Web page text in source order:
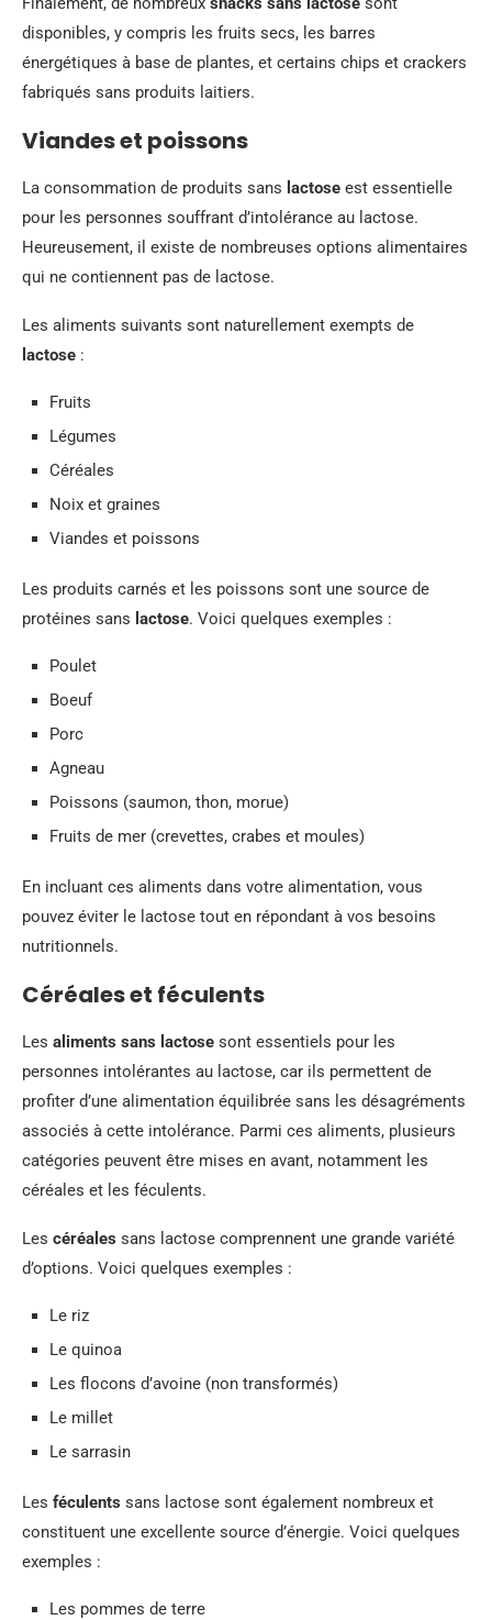
disponibles, y compris les fruits secs, les barres
énergétiques à base de plantes, et certains chips et crackers
fabriqués sans produits laitiers.
Viandes et poissons
La consommation de produits sans lactose est essentielle
pour les personnes souffrant d’intolérance au lactose.
Heureusement, il existe de nombreuses options alimentaires
qui ne contiennent pas de lactose.
Les aliments suivants sont naturellement exempts de
lactose :
Fruits
Légumes
Céréales
Noix et graines
Viandes et poissons
Les produits carnés et les poissons sont une source de
protéines sans lactose. Voici quelques exemples :
Poulet
Boeuf
Porc
Agneau
Poissons (saumon, thon, morue)
Fruits de mer (crevettes, crabes et moules)
En incluant ces aliments dans votre alimentation, vous
pouvez éviter le lactose tout en répondant à vos besoins
nutritionnels.
Céréales et féculents
Les aliments sans lactose sont essentiels pour les
personnes intolérantes au lactose, car ils permettent de
profiter d’une alimentation équilibrée sans les désagréments
associés à cette intolérance. Parmi ces aliments, plusieurs
catégories peuvent être mises en avant, notamment les
céréales et les féculents.
Les céréales sans lactose comprennent une grande variété
d’options. Voici quelques exemples :
Le riz
Le quinoa
Les flocons d’avoine (non transformés)
Le millet
Le sarrasin
Les féculents sans lactose sont également nombreux et
constituent une excellente source d’énergie. Voici quelques
exemples :
Les pommes de terre